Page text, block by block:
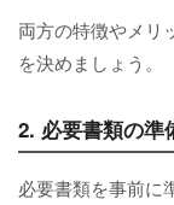
両方の特徴やメリ
を決めましょう。
2. 必要書類の準
必要書類を事前に